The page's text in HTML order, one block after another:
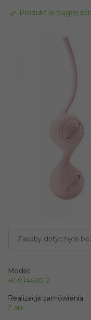
Produkt w ciągłej
Zasoby dotyczące
Model:
BI-014490-2
Realizacja zamówienia:
2 dni